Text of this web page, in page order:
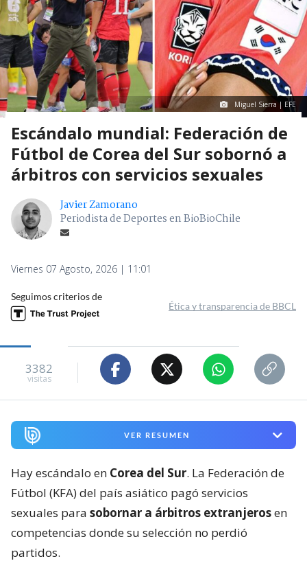
Miguel Sierra | EFE
Escándalo mundial: Federación de
Fútbol de Corea del Sur sobornó a
árbitros con servicios sexuales
Javier Zamorano
Periodista de Deportes en BioBioChile
Viernes 07 Agosto, 2026 | 11:01
Seguimos criterios de
Ética y transparencia de BBCL
3382
visitas
VER RESUMEN
Hay escándalo en Corea del Sur. La Federación de
Fútbol (KFA) del país asiático pagó servicios
sexuales para sobornar a árbitros extranjerosen
competencias donde su selección no perdió
partidos.